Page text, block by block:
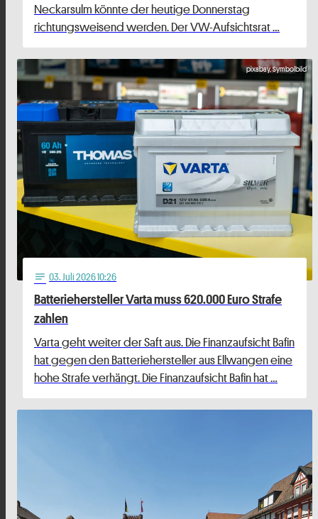
Neckarsulm könnte der heutige Donnerstag
richtungsweisend werden. Der VW-Aufsichtsrat …
pixabay, Symbolbild
notes 03. Juli 2026 10:26
Batteriehersteller Varta muss 620.000 Euro Strafe
zahlen
Varta geht weiter der Saft aus. Die Finanzaufsicht Bafin
hat gegen den Batteriehersteller aus Ellwangen eine
hohe Strafe verhängt. Die Finanzaufsicht Bafin hat …